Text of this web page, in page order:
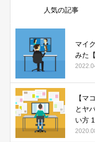
人気の記事
マイ
みた
【マ
とヤ
い方